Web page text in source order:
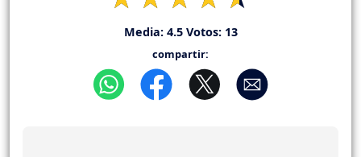
Media: 4.5Votos: 13
compartir: